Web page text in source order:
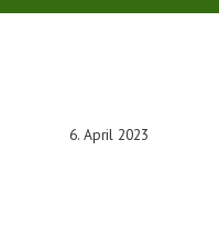
6. April 2023